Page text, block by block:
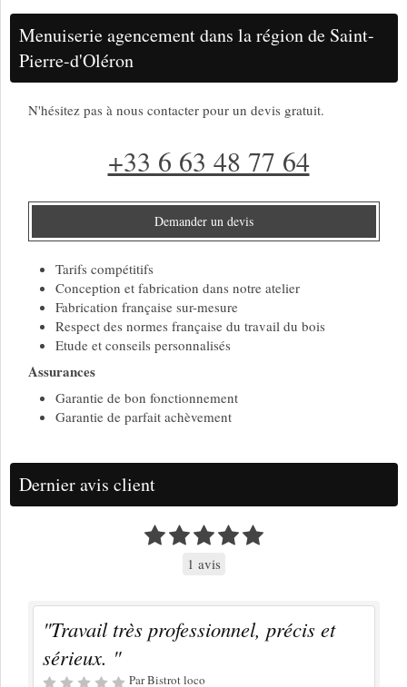
Menuiserie agencement dans la région de Saint-
Pierre-d'Oléron
N'hésitez pas à nous contacter pour un devis gratuit.
+33 6 63 48 77 64
Demander un devis
Tarifs compétitifs
Conception et fabrication dans notre atelier
Fabrication française sur-mesure
Respect des normes française du travail du bois
Etude et conseils personnalisés
Assurances
Garantie de bon fonctionnement
Garantie de parfait achèvement
Dernier avis client
1 avis
"Travail très professionnel, précis et
sérieux. "
Par Bistrot loco